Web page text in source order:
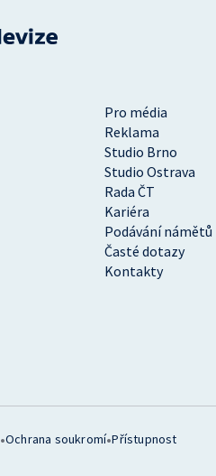
Pro média
Reklama
Studio Brno
Studio Ostrava
Rada ČT
Kariéra
Podávání námětů
Časté dotazy
Kontakty
•Ochrana soukromí•Přístupnost